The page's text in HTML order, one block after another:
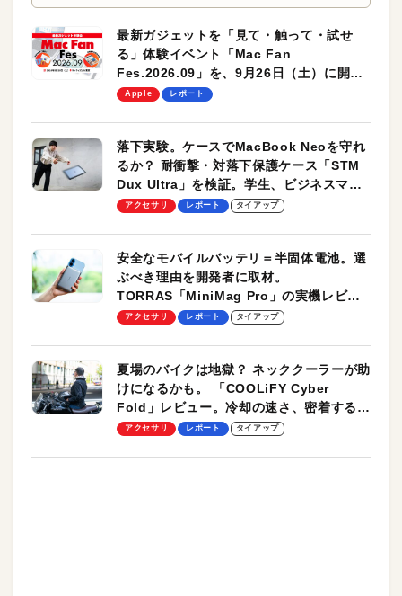
最新ガジェットを「見て・触って・試せ
る」体験イベント「Mac Fan
Fes.2026.09」を、9月26日（土）に開催
します！
Apple レポート
落下実験。ケースでMacBook Neoを守れ
るか？ 耐衝撃・対落下保護ケース「STM
Dux Ultra」を検証。学生、ビジネスマン
のモバイルユースに最適！
アクセサリ レポート タイアップ
安全なモバイルバッテリ＝半固体電池。選
ぶべき理由を開発者に取材。
TORRAS「MiniMag Pro」の実機レビュ
ーも
アクセサリ レポート タイアップ
夏場のバイクは地獄？ ネッククーラーが助
けになるかも。 「COOLiFY Cyber
Fold」レビュー。冷却の速さ、密着する冷
却プレート、シンプルな操作性がグッド！
アクセサリ レポート タイアップ